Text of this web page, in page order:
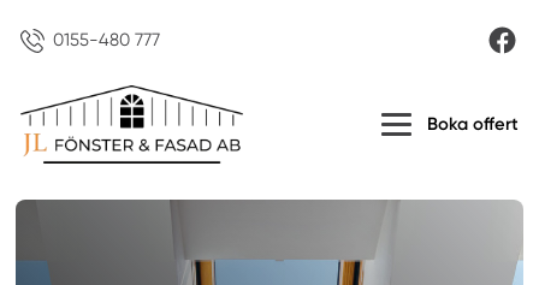
0155-480 777
Boka offert